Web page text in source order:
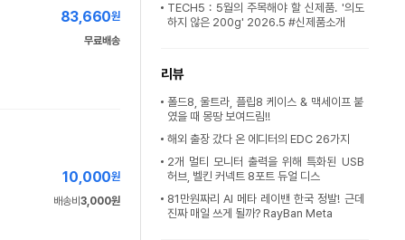
83,660원
무료배송
10,000원
배송비 3,000원
TECH5 : 5월의 주목해야 할 신제품. '의도
하지 않은 200g' 2026.5 #신제품소개
리뷰
폴드8, 울트라, 플립8 케이스 & 맥세이프 붙
였을 때 몽땅 보여드림!!
해외 출장 갔다 온 에디터의 EDC 26가지
2개 멀티 모니터 출력을 위해 특화된 USB
허브, 벨킨 커넥트 8포트 듀얼 디스
81만원짜리 AI 메타 레이밴 한국 정발! 근데
진짜 매일 쓰게 될까? RayBan Meta